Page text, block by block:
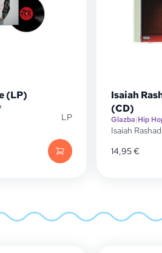
(LP)
LP
Isaiah
(CD)
Glazba|Hip
Isaiah Rashad
14,95€